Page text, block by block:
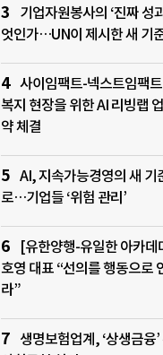
기업자원봉사의 ‘진짜 성
엇인가…UN이 제시한 새 기
사이임팩트-넥스트임팩
복지 현장을 위한 AI 리빙랩
약 체결
AI, 지속가능경영의 새 기
로…기업들 ‘위험 관리’
[유한양행-유일한 아카데
호영 대표 “선의를 행동으로
라”
생명보험업계, ‘상생금융